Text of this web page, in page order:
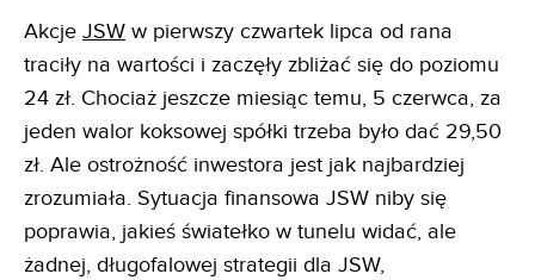
Akcje JSW w pierwszy czwartek lipca od rana
traciły na wartości i zaczęły zbliżać się do poziomu
24 zł. Chociaż jeszcze miesiąc temu, 5 czerwca, za
jeden walor koksowej spółki trzeba było dać 29,50
zł. Ale ostrożność inwestora jest jak najbardziej
zrozumiała. Sytuacja finansowa JSW niby się
poprawia, jakieś światełko w tunelu widać, ale
żadnej, długofalowej strategii dla JSW,